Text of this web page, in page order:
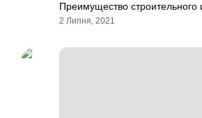
Преимущество строительного
2 Липня, 2021